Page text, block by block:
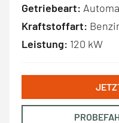
Getriebeart:
Kraftstoffart:
Leistung: 120 kW